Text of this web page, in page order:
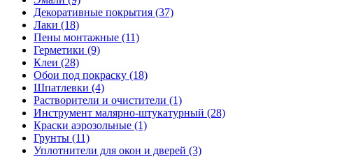
Декоративные покрытия (37)
Лаки (18)
Пены монтажные (11)
Герметики (9)
Клеи (28)
Обои под покраску (18)
Шпатлевки (4)
Растворители и очистители (1)
Инструмент малярно-штукатурный (28)
Краски аэрозольные (1)
Грунты (11)
Уплотнители для окон и дверей (3)